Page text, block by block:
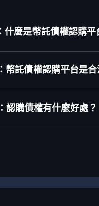
什麼是幣託債權認購
幣託債權認購平台是
認購債權有什麼好處？